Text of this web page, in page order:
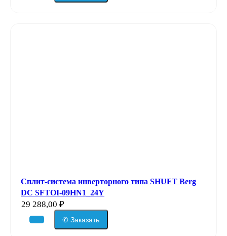
Сплит-система инверторного типа SHUFT Berg
DC SFTOI-09HN1_24Y
29 288,00 ₽
✆ Заказать